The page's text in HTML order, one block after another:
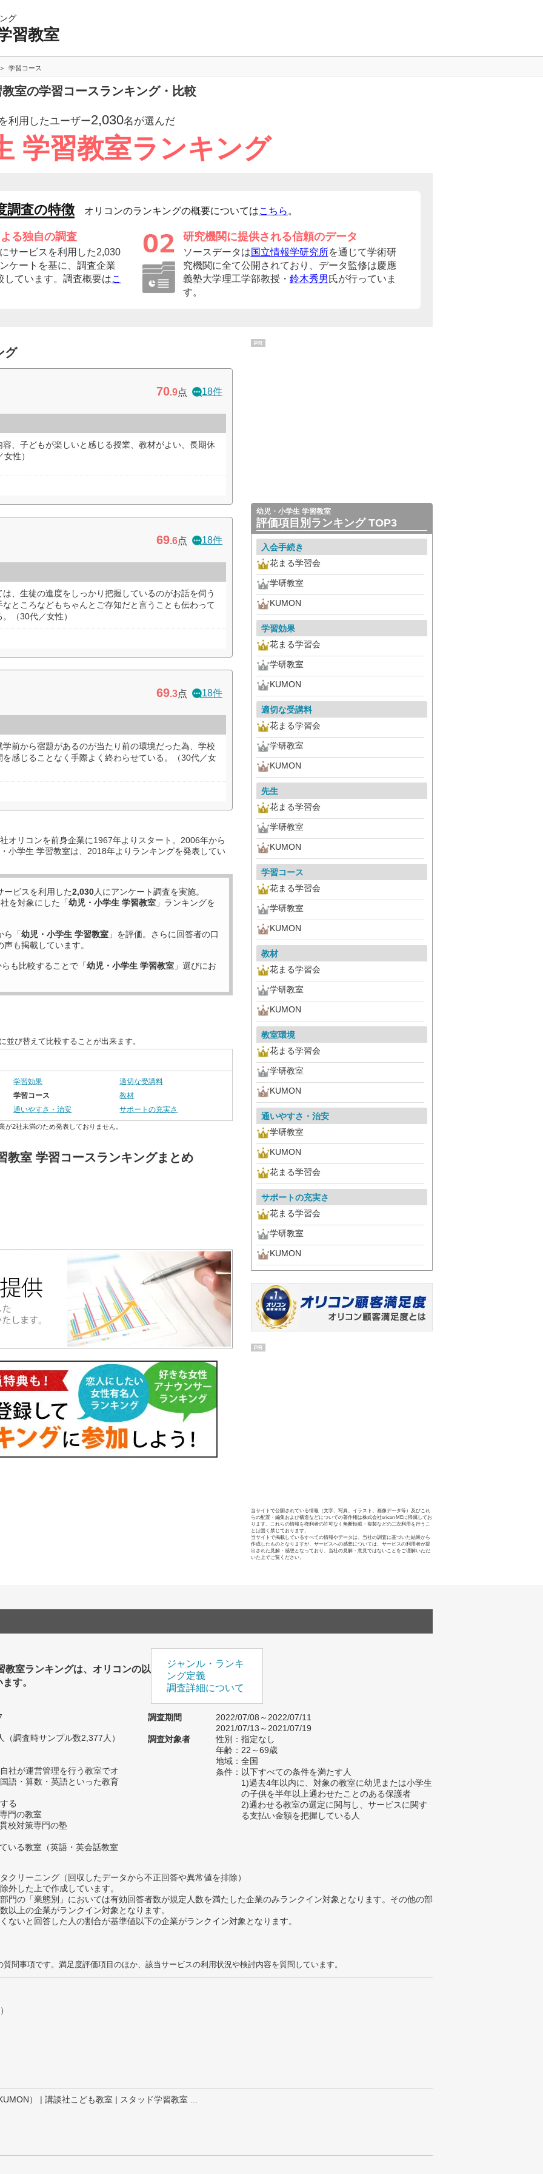
グ
習教室
学習コース
室の学習コースランキング・比較
利用したユーザー2,030名が選んだ
学習教室ランキング
調査の特徴 オリコンのランキングの概要についてはこちら 。
る独自の調査
サービスを利用した2,030
ケートを基に、調査企業
しています。調査概要はこ
研究機関に提供される信頼のデータ
ソースデータは国立情報学研究所を通じて学術研
究機関に全て公開されており、データ監修は慶應
義塾大学理工学部教授・ 鈴木秀男 氏が行っていま
す。
グ
70.9点 18件
、子どもが楽しいと感じる授業、教材がよい、長期休
性）
69.6点 18件
、生徒の進度をしっかり把握しているのがお話を伺う
ところなどもちゃんとご存知だと言うことも伝わって
（30代／女性）
69.3点 18件
前から宿題があるのが当たり前の環境だった為、学校
感じることなく手際よく終わらせている。（30代／女
オリコンを前身企業に1967年よりスタート。2006年から
小学生 学習教室は、2018年よりランキングを発表してい
ービスを利用した2,030人にアンケート調査を実施。
社を対象にした「幼児・小学生 学習教室 」ランキングを
ら「幼児・小学生 学習教室 」を評価。さらに回答者の口
も掲載しています。
も比較することで「幼児・小学生 学習教室 」選びにお
び替えて比較することが出来ます。
学習効果
適切な受講料
学習コース
教材
通いやすさ・治安
サポートの充実さ
2社未満のため発表しておりません。
教室 学習コースランキングまとめ
PR
幼児・小学生 学習教室
評価項目別ランキング TOP3
入会手続き
花まる学習会
学研教室
KUMON
学習効果
花まる学習会
学研教室
KUMON
適切な受講料
花まる学習会
学研教室
KUMON
先生
花まる学習会
学研教室
KUMON
学習コース
花まる学習会
学研教室
KUMON
教材
花まる学習会
学研教室
KUMON
教室環境
花まる学習会
学研教室
KUMON
通いやすさ・治安
学研教室
KUMON
花まる学習会
サポートの充実さ
花まる学習会
学研教室
KUMON
PR
当サイトで公開されている情報（文字、写真、イラスト、画像データ等）及びこれ
らの配置・編集および構造などについての著作権は株式会社oricon MEに帰属してお
ります。これらの情報を権利者の許可なく無断転載・複製などの二次利用を行うこ
とは固く禁じております。
当サイトで掲載しているすべての情報やデータは、当社の調査に基づいた結果から
作成したものとなりますが、サービスへの感想については、サービスの利用者が提
出された見解・感想となっており、当社の見解・意見ではないことをご理解いただ
いた上でご覧ください。
教室ランキングは、オリコンの以
す。
ジャンル・ランキ
ング定義
調査詳細について
（調査時サンプル数2,377人）
社が運営管理を行う教室でオ
語・算数・英語といった教育
る
門の教室
校対策専門の塾
いる教室（英語・英会話教室
調査期間
2022/07/08～2022/07/11
2021/07/13～2021/07/19
調査対象者
性別：指定なし
年齢：22～69歳
地域：全国
条件：以下すべての条件を満たす人
1)過去4年以内に、対象の教室に幼児または小学生
の子供を半年以上通わせたことのある保護者
2)通わせる教室の選定に関与し、サービスに関す
る支払い金額を把握している人
リーニング（回収したデータから不正回答や異常値を排除）
した上で作成しています。
門の「業態別」においては有効回答者数が規定人数を満たした企業のみランクイン対象となります。その他の部
以上の企業がランクイン対象となります。
いと回答した人の割合が基準値以下の企業がランクイン対象となります。
問事項です。満足度評価項目のほか、該当サービスの利用状況や検討内容を質問しています。
） | 講談社こども教室 | スタッド学習教室 ...